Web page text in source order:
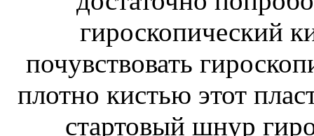
гироскопический
почувствовать
плотно кистью этот
стартовый шнур